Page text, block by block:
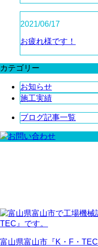
2021/06/17
お疲れ様です！
カテゴリー
お知らせ
施工実績
ブログ記事一覧
富山県富山市 『K・F・TEC